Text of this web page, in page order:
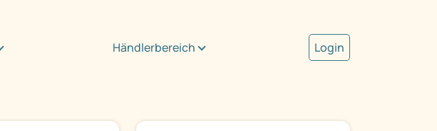
Händlerbereich Login